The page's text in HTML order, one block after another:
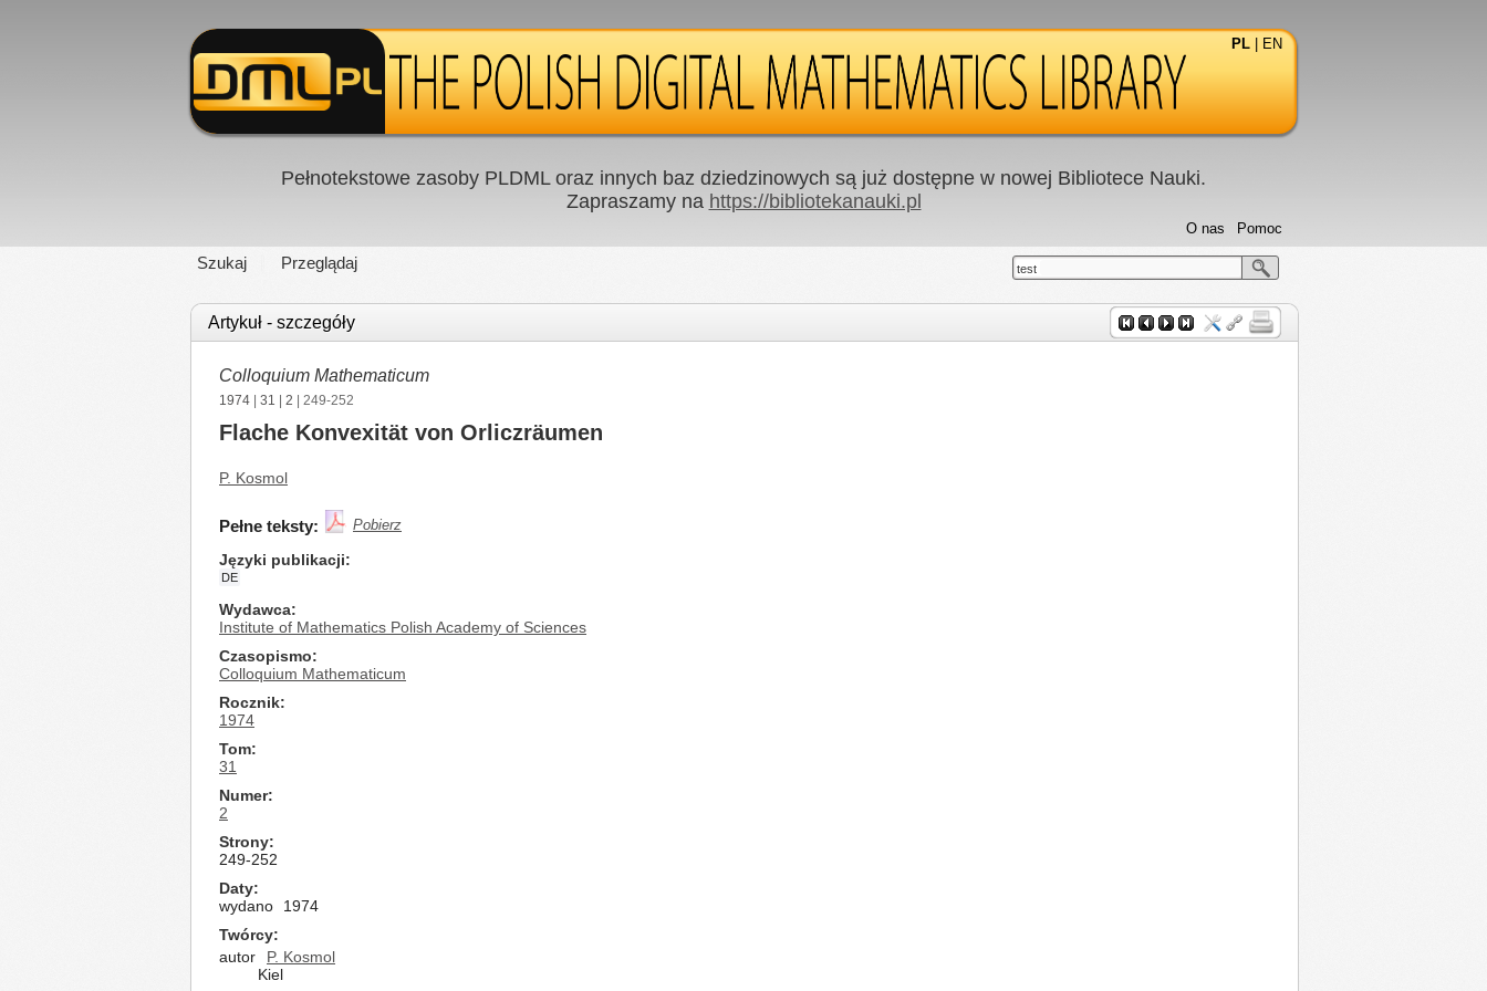
PL EN
Pełnotekstowe zasoby PLDML oraz innych baz dziedzinowych są już dostępne w nowej Bibliotece Nauki.
Zapraszamy na https://bibliotekanauki.pl
Szukaj Przeglądaj
Pomoc
O nas
test
Artykuł - szczegóły
Colloquium Mathematicum
1974 31 2 | 249-252
Flache Konvexität von Orliczräumen
P. Kosmol
Pełne teksty: Pobierz
Języki publikacji
DE
Wydawca
Institute of Mathematics Polish Academy of Sciences
Czasopismo
Colloquium Mathematicum
Rocznik
1974
Tom
31
Numer
2
Strony
249-252
Daty
wydano
1974
Twórcy
autor
P. Kosmol
Kiel